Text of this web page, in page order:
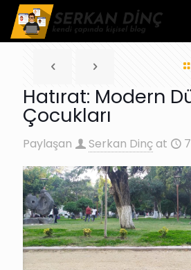
Hatırat: Modern
Çocukları
Paylaşan Serkan Dinçat